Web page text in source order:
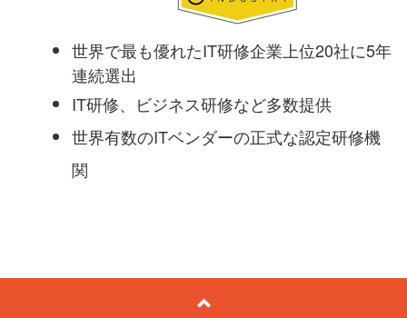
世界で最も優れたIT研修企業上位20社に5年
連続選出
IT研修、ビジネス研修など多数提供
世界有数のITベンダーの正式な認定研修機
関